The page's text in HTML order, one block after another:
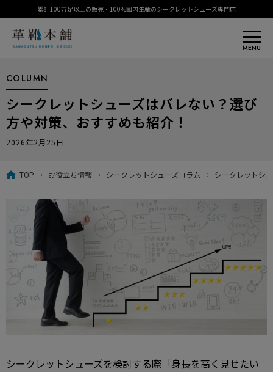
累計100万足以上の販売・100%国内生産のシークレットシューズ専門店
MENU
COLUMN
シークレットシューズはバレない？選び
方や対策、おすすめも紹介！
2026年2月25日
TOP お役立ち情報 シークレットシューズコラム シークレットシ
シークレットシューズを検討する際「身長を高く見せたい